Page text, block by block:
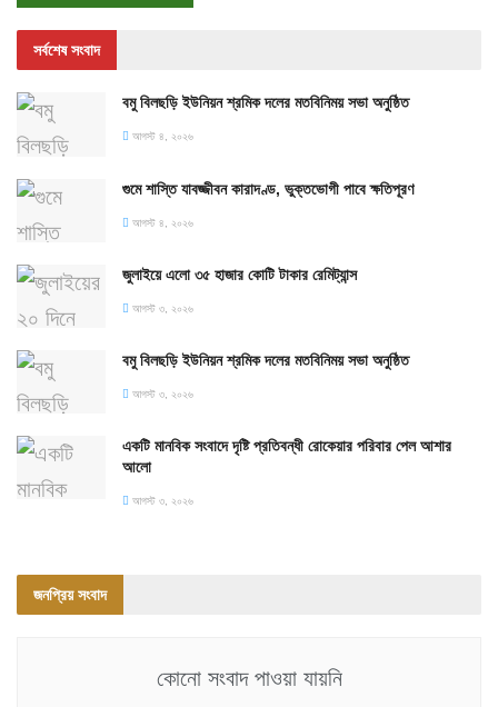
সর্বশেষ সংবাদ
বমু বিলছড়ি ইউনিয়ন শ্রমিক দলের মতবিনিময় সভা অনুষ্ঠিত
আগস্ট ৪, ২০২৬
গুমে শাস্তি যাবজ্জীবন কারাদণ্ড, ভুক্তভোগী পাবে ক্ষতিপূরণ
আগস্ট ৪, ২০২৬
জুলাইয়ে এলো ৩৫ হাজার কোটি টাকার রেমিট্যান্স
আগস্ট ৩, ২০২৬
বমু বিলছড়ি ইউনিয়ন শ্রমিক দলের মতবিনিময় সভা অনুষ্ঠিত
আগস্ট ৩, ২০২৬
একটি মানবিক সংবাদে দৃষ্টি প্রতিবন্ধী রোকেয়ার পরিবার পেল আশার
আলো
আগস্ট ৩, ২০২৬
জনপ্রিয় সংবাদ
কোনো সংবাদ পাওয়া যায়নি